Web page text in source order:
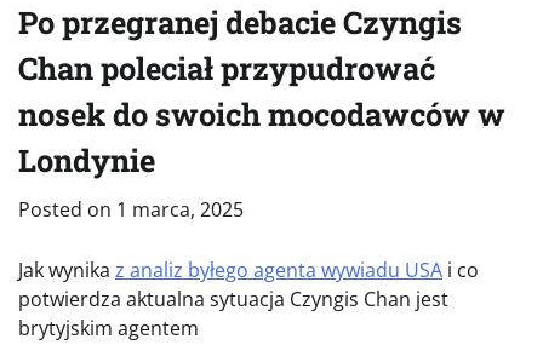
Po przegranej debacie Czyngis
Chan poleciał przypudrować
nosek do swoich mocodawców w
Londynie
Posted on 1 marca, 2025
Jak wynika z analiz byłego agenta wywiadu USA i co
potwierdza aktualna sytuacja Czyngis Chan jest
brytyjskim agentem